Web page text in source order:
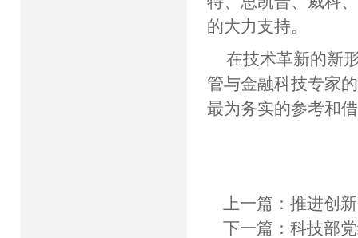
的大力支持。
在技术革新的新
管与金融科技专家
最为务实的参考和
上一篇：推进创
下一篇：科技部